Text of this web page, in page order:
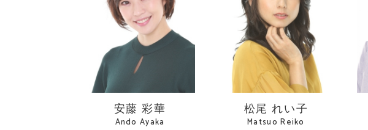
安藤 彩華
Ando Ayaka
松尾 れい子
Matsuo Reiko